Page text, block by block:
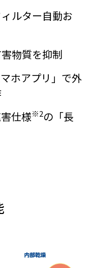
ルター自動お
物質を抑制
ホアプリ」で外
仕様※2の「長